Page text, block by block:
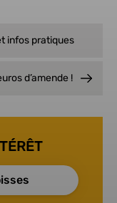
infos pratiques
d’amende !